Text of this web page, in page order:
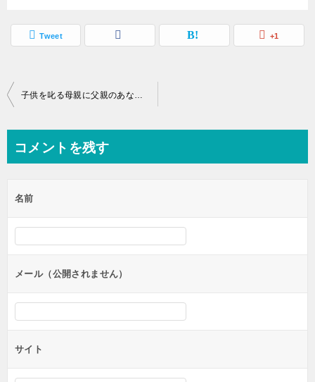
Tweet +1
投
ビ
ー
シ
ン
子供を叱る母親に父親のあなたはどうする？追いつめるのは…
コメントを残す
名前
メール（公開されません）
サイト